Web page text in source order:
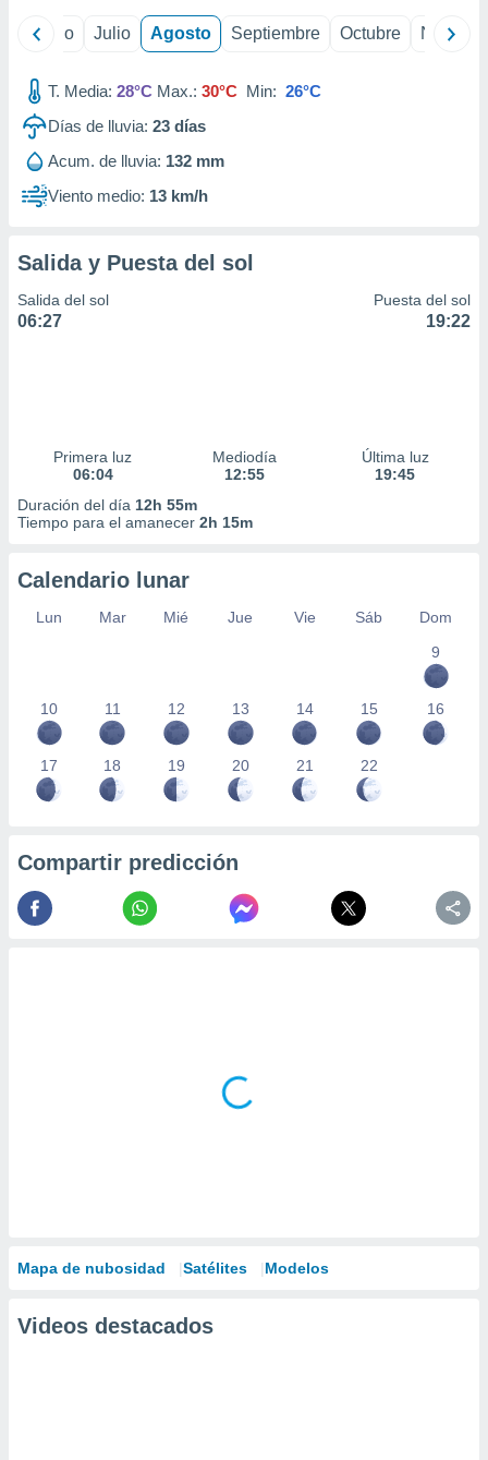
e
mediante
publicidad
de
Junio Julio Agosto Septiembre Octubre
T. Media: 28°C Max.: 30°C Min: 26°C
Días de lluvia: 23 días
Acum. de lluvia: 132 mm
Viento medio: 13 km/h
Salida y Puesta del sol
Salida del sol
06:27
Puesta del sol
19:22
Primera luz
06:04
Mediodía
12:55
Última luz
19:45
Duración del día 12h 55m
Tiempo para el amanecer 2h 15m
Calendario lunar
Lun Mar Mié Jue Vie Sáb
Dom
9
10 11 12 13 14 15 16
17 18 19 20 21 22
Compartir predicción
Mapa de nubosidad Satélites Modelos
Videos destacados